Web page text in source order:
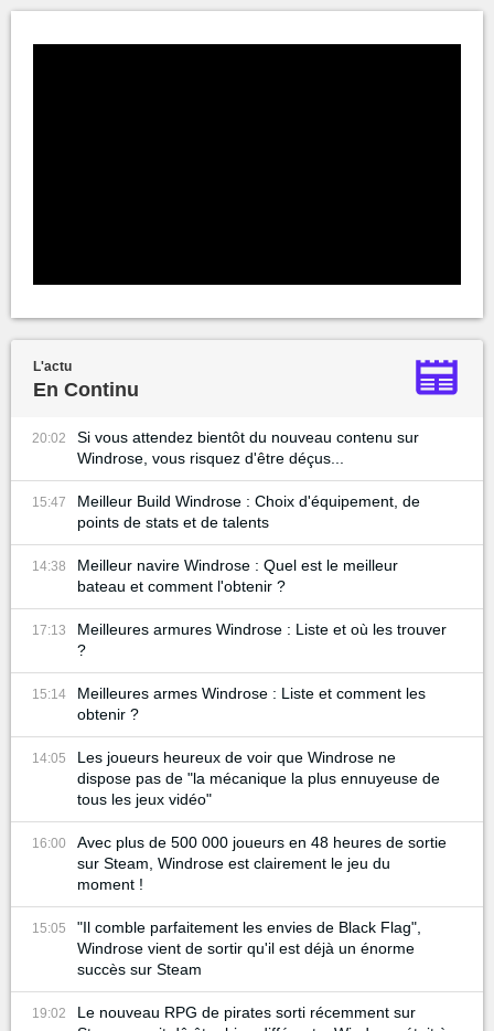
L'actu
En Continu
20:02
Si vous attendez bientôt du nouveau contenu sur
Windrose, vous risquez d'être déçus...
15:47
Meilleur Build Windrose : Choix d'équipement, de
points de stats et de talents
14:38
Meilleur navire Windrose : Quel est le meilleur
bateau et comment l'obtenir ?
17:13
Meilleures armures Windrose : Liste et où les trouver
?
15:14
Meilleures armes Windrose : Liste et comment les
obtenir ?
14:05
Les joueurs heureux de voir que Windrose ne
dispose pas de "la mécanique la plus ennuyeuse de
tous les jeux vidéo"
16:00
Avec plus de 500 000 joueurs en 48 heures de sortie
sur Steam, Windrose est clairement le jeu du
moment !
15:05
"Il comble parfaitement les envies de Black Flag",
Windrose vient de sortir qu'il est déjà un énorme
succès sur Steam
19:02
Le nouveau RPG de pirates sorti récemment sur